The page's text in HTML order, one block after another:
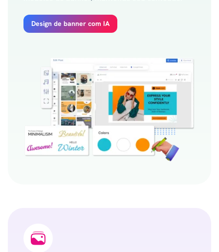
Design de banner com IA